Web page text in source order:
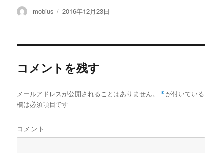
投
mobius
投
2016年12月23日
コメントを残す
メールアドレスが公開されることはありません。 * が付いている
欄は必須項目です
コメント